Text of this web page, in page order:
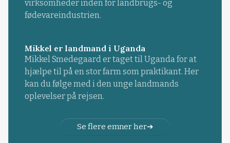
virksomheder inden for landbrugs- og
fødevareindustrien.
Mikkel er landmand i Uganda
Mikkel Smedegaard er taget til Uganda for at
hjælpe til på en stor farm som praktikant. Her
kan du følge med i den unge landmands
oplevelser på rejsen.
Se flere emner her